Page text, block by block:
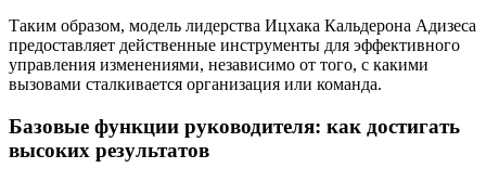
Таким образом, модель лидерства Ицхака Кальдерона Адизеса
предоставляет действенные инструменты для эффективного
управления изменениями, независимо от того, с какими
вызовами сталкивается организация или команда.
Базовые функции руководителя: как достигать
высоких результатов